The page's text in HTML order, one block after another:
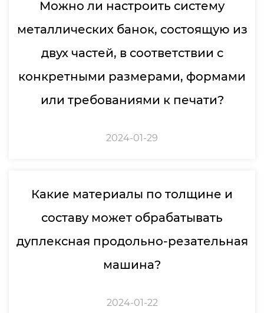
Можно ли настроить систему
металлических банок, состоящую из
двух частей, в соответствии с
конкретными размерами, формами
или требованиями к печати?
2024-01-29
Какие материалы по толщине и
составу может обрабатывать
дуплексная продольно-резательная
машина?
2024-01-22